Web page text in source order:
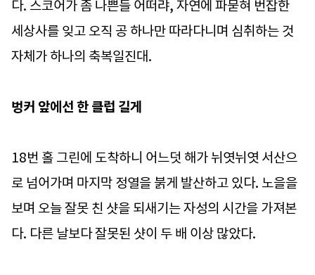
다. 스코어가 좀 나쁜들 어떠랴, 자연에 파묻혀 번잡한
세상사를 잊고 오직 공 하나만 따라다니며 심취하는 것
자체가 하나의 축복일진대.
벙커 앞에선 한 클럽 길게
18번 홀 그린에 도착하니 어느덧 해가 뉘엿뉘엿 서산으
로 넘어가며 마지막 정열을 붉게 발산하고 있다. 노을을
보며 오늘 잘못 친 샷을 되새기는 자성의 시간을 가져본
다. 다른 날보다 잘못된 샷이 두 배 이상 많았다.